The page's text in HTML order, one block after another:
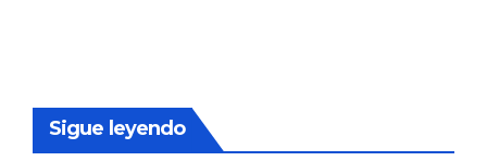
Sigue leyendo